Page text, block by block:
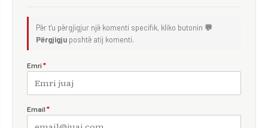
Për t'u përgjigjur një komenti specifik, kliko butonin 💬
Përgjigju poshtë atij komenti.
Emri *
Email *